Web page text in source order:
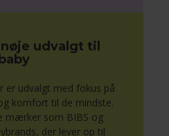
udvalgt til
er udvalgt med fokus på
komfort til de mindste.
mærker som BIBS og
der lever op til